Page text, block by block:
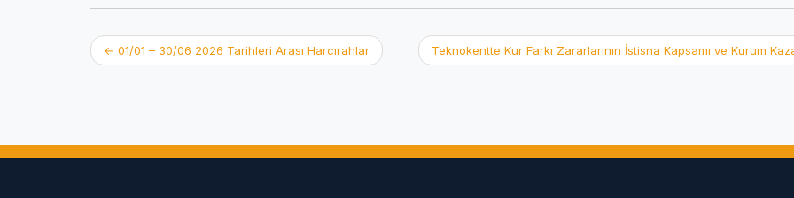
Post
← 01/01 – 30/06 2026 Tarihleri Arası Harcırahlar Teknokentte Kur Farkı Zararlarının İstisna Kapsamı ve Kurum